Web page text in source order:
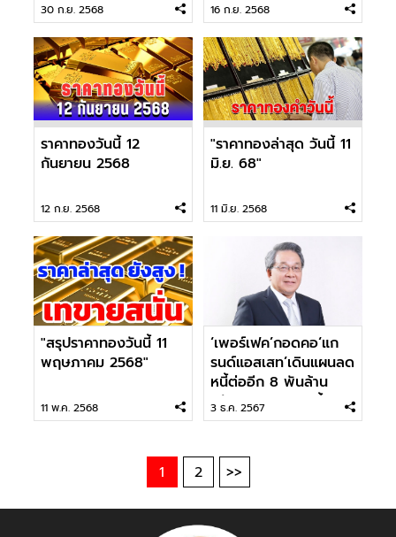
30 ก.ย. 2568 16 ก.ย. 2568
ราคาทองวันนี้ 12
กันยายน 2568
12 ก.ย. 2568
"ราคาทองล่าสุด วันนี้ 11
มิ.ย. 68"
11 มิ.ย. 2568
"สรุปราคาทองวันนี้ 11
พฤษภาคม 2568"
11 พ.ค. 2568
‘เพอร์เฟค’กอดคอ‘แก
รนด์แอสเสท’เดินแผนลด
หนี้ต่ออีก 8 พันล้าน
หวังลดภาระดอกเบี้ย
แบงก์
3 ธ.ค. 2567
1 2 >>